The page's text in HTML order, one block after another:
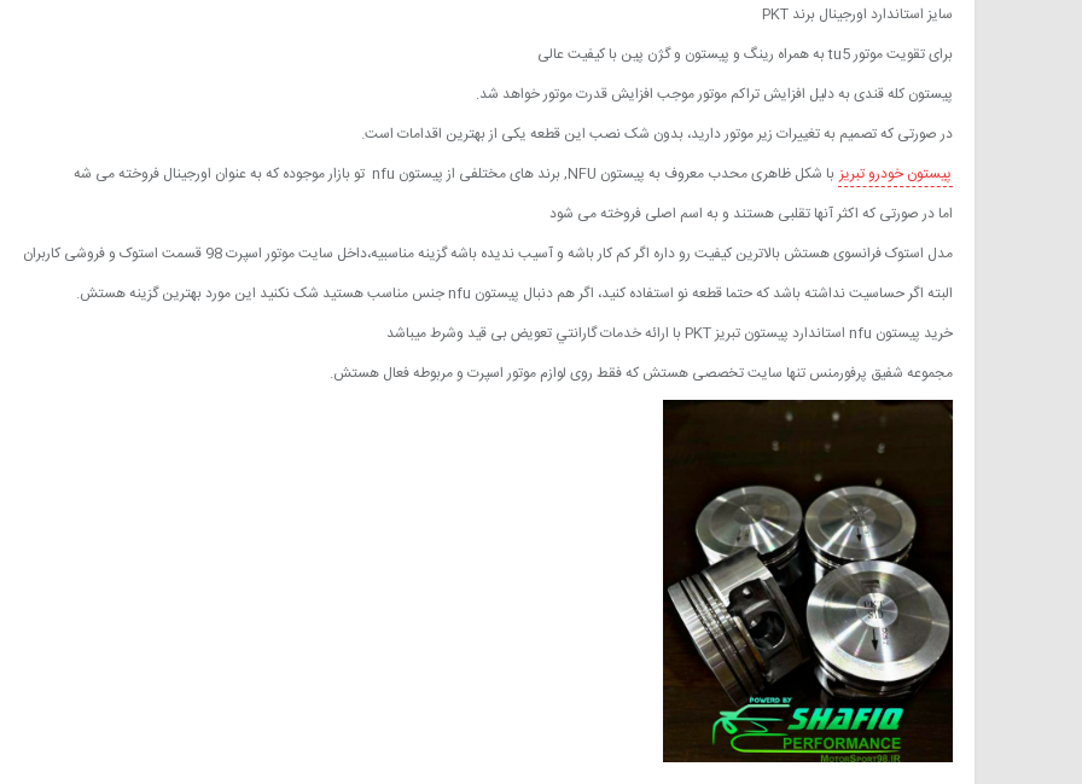
سایز استاندارد اورجینال برند PKT
برای تقویت موتور tu5 به همراه رینگ و پیستون و گژن پین با کیفیت عالی
پیستون کله قندی به دلیل افزایش تراکم موتور موجب افزایش قدرت موتور خواهد شد.
در صورتی که تصمیم به تغییرات زیر موتور دارید، بدون شک نصب این قطعه یکی از بهترین اقدامات است.
پیستون خودرو تبریز با شکل ظاهری محدب معروف به پیستون NFU, برند های مختلفی از پیستون nfu تو بازار موجوده که به عنوان اورجینال فروخته می شه
اما در صورتی که اکثر آنها تقلبی هستند و به اسم اصلی فروخته می شود
مدل استوک فرانسوی هستش بالاترین کیفیت رو داره اگر کم کار باشه و آسیب ندیده باشه گزینه مناسبیه،داخل سایت موتور اسپرت 98 قسمت استوک و فروشی کاربران
البته اگر حساسیت نداشته باشد که حتما قطعه نو استفاده کنید، اگر هم دنبال پیستون nfu جنس مناسب هستید شک نکنید این مورد بهترین گزینه هستش.
خرید پیستون nfu استاندارد پیستون تبریز PKT با ارائه خدمات گارانتي تعویض بی قید وشرط میباشد
مجموعه شفیق پرفورمنس تنها سایت تخصصی هستش که فقط روی لوازم موتور اسپرت و مربوطه فعال هستش.